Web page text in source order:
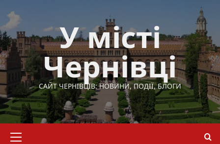
до
вмісту
У місті
Чернівці
САЙТ ЧЕРНІВЦІВ: НОВИНИ, ПОДІЇ, БЛОГИ
меню